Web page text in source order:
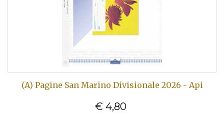
(A) Pagine San Marino Divisionale 2026 - Api
€ 4,80